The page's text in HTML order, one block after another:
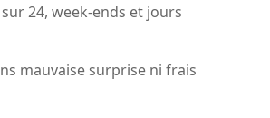
24, week-ends et jours
mauvaise surprise ni frais